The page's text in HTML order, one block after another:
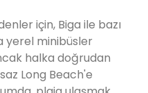
için, Biga ile bazı
yerel minibüsler
halka doğrudan
Long Beach'e